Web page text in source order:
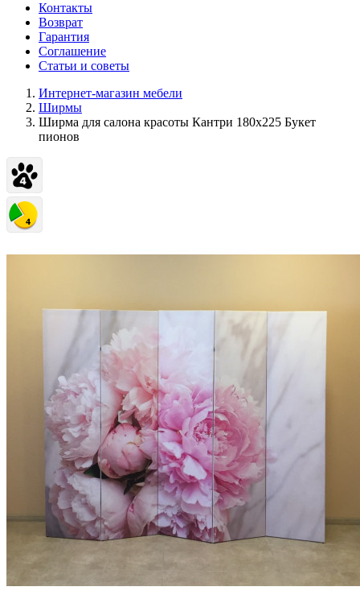
Контакты
Возврат
Гарантия
Соглашение
Статьи и советы
Интернет-магазин мебели
Ширмы
Ширма для салона красоты Кантри 180х225 Букет
пионов